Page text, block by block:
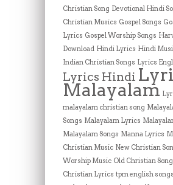
Christian Song Devotional Hindi
Christian Musics Gospel Songs
Lyrics Gospel Worship Songs
Download Hindi Lyrics Hindi
Indian Christian Songs Lyrics
Lyrics Hindi
Malayalam
malayalam christian song
Songs Malayalam Lyrics
Malayalam Songs Manna Lyrics
Christian Music New Christian
Worship Music Old Christian
Christian Lyrics tpm english